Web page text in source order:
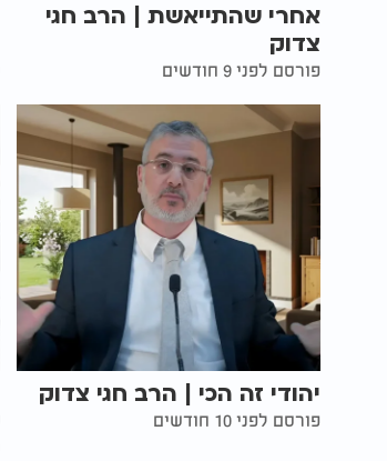
אחרי שהתייאשת | הרב חגי
צדוק
פורסם לפני 9 חודשים
יהודי זה הכי | הרב חגי צדוק
פורסם לפני 10 חודשים